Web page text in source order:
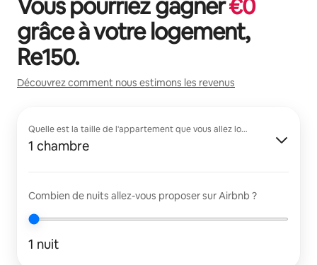
Vous pourriez gagner€0
grâce à votre logement,
Re150.
Découvrez comment nous estimons les revenus
Quelle est la taille de l'appartement que vous allez louer ?
1 chambre
Combien de nuits allez-vous proposer sur Airbnb ?
1 nuit